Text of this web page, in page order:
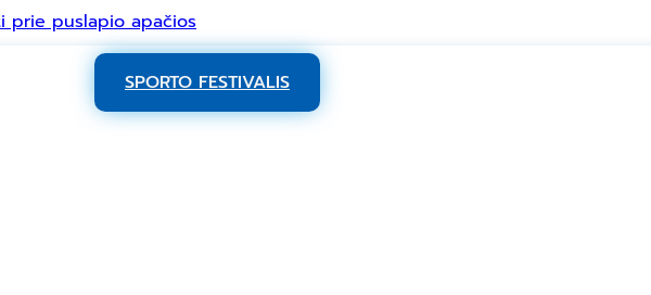
prie puslapio apačios
SPORTO FESTIVALIS